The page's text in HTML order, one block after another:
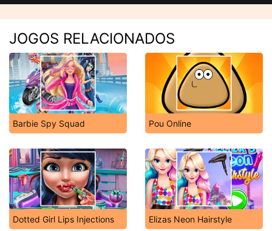
JOGOS RELACIONADOS
Barbie Spy Squad Pou Online
Dotted Girl Lips Injections Elizas Neon Hairstyle